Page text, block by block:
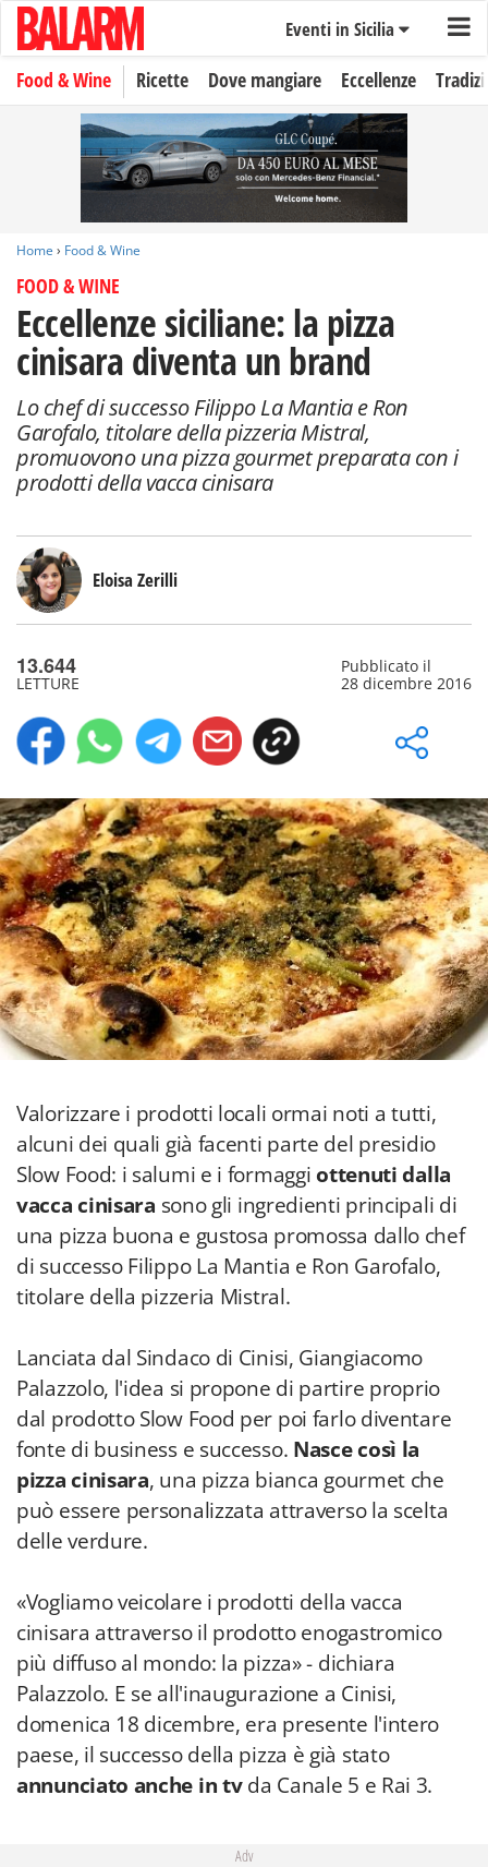
Eventi in Sicilia
Food & Wine Ricette Dove mangiare Eccellenze
Home › Food & Wine
FOOD & WINE
Eccellenze siciliane: la pizza
cinisara diventa un brand
Lo chef di successo Filippo La Mantia e Ron
Garofalo, titolare della pizzeria Mistral,
promuovono una pizza gourmet preparata con i
prodotti della vacca cinisara
Eloisa Zerilli
13.644
LETTURE
Pubblicato il
28 dicembre 2016
Valorizzare i prodotti locali ormai noti a tutti,
alcuni dei quali già facenti parte del presidio
Slow Food: i salumi e i formaggi ottenuti dalla
vacca cinisara sono gli ingredienti principali di
una pizza buona e gustosa promossa dallo chef
di successo Filippo La Mantia e Ron Garofalo,
titolare della pizzeria Mistral.
Lanciata dal Sindaco di Cinisi, Giangiacomo
Palazzolo, l'idea si propone di partire proprio
dal prodotto Slow Food per poi farlo diventare
fonte di business e successo. Nasce così la
pizza cinisara, una pizza bianca gourmet che
può essere personalizzata attraverso la scelta
delle verdure.
«Vogliamo veicolare i prodotti della vacca
cinisara attraverso il prodotto enogastromico
più diffuso al mondo: la pizza» - dichiara
Palazzolo. E se all'inaugurazione a Cinisi,
domenica 18 dicembre, era presente l'intero
paese, il successo della pizza è già stato
annunciato anche in tvda Canale 5 e Rai 3.
Adv